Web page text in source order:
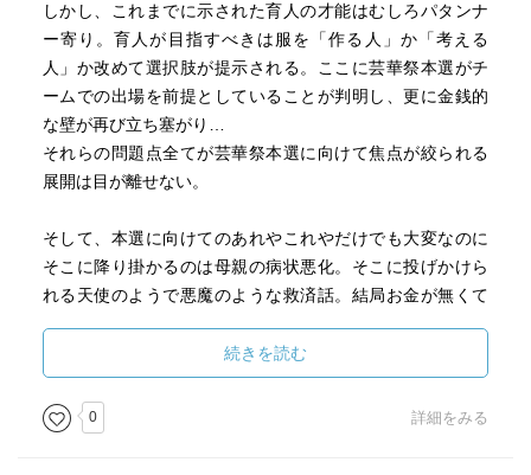
しかし、これまでに示された育人の才能はむしろパタンナ
ー寄り。育人が目指すべきは服を「作る人」か「考える
人」か改めて選択肢が提示される。ここに芸華祭本選がチ
ームでの出場を前提としていることが判明し、更に金銭的
な壁が再び立ち塞がり…
それらの問題点全てが芸華祭本選に向けて焦点が絞られる
展開は目が離せない。
そして、本選に向けてのあれやこれやだけでも大変なのに
そこに降り掛かるのは母親の病状悪化。そこに投げかけら
れる天使のようで悪魔のような救済話。結局お金が無くて
な選択肢はどうしたって限られてしまうのはあまりにも残
酷
だからこそ、そんな最中に訪れた本当の救済はあまりにも
ご都合主義のように思えてしまう。けれども、今回育人を
続きを読む
0 詳細をみる